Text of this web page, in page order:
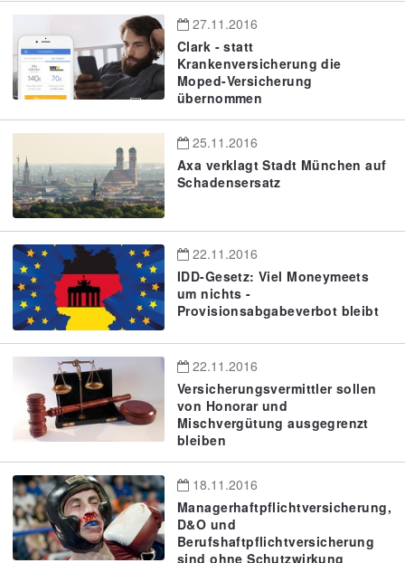
27.11.2016
Clark - statt
Krankenversicherung die
Moped-Versicherung
übernommen
25.11.2016
Axa verklagt Stadt München auf
Schadensersatz
22.11.2016
IDD-Gesetz: Viel Moneymeets
um nichts -
Provisionsabgabeverbot bleibt
22.11.2016
Versicherungsvermittler sollen
von Honorar und
Mischvergütung ausgegrenzt
bleiben
18.11.2016
Managerhaftpflichtversicherung,
D&O und
Berufshaftpflichtversicherung
sind ohne Schutzwirkung